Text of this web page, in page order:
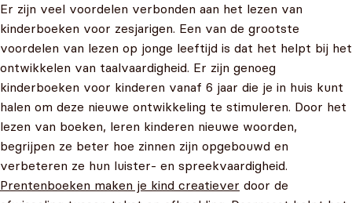
Er zijn veel voordelen verbonden aan het lezen van
kinderboeken voor zesjarigen. Een van de grootste
voordelen van lezen op jonge leeftijd is dat het helpt bij het
ontwikkelen van taalvaardigheid. Er zijn genoeg
kinderboeken voor kinderen vanaf 6 jaar die je in huis kunt
halen om deze nieuwe ontwikkeling te stimuleren. Door het
lezen van boeken, leren kinderen nieuwe woorden,
begrijpen ze beter hoe zinnen zijn opgebouwd en
verbeteren ze hun luister- en spreekvaardigheid.
Prentenboeken maken je kind creatiever door de